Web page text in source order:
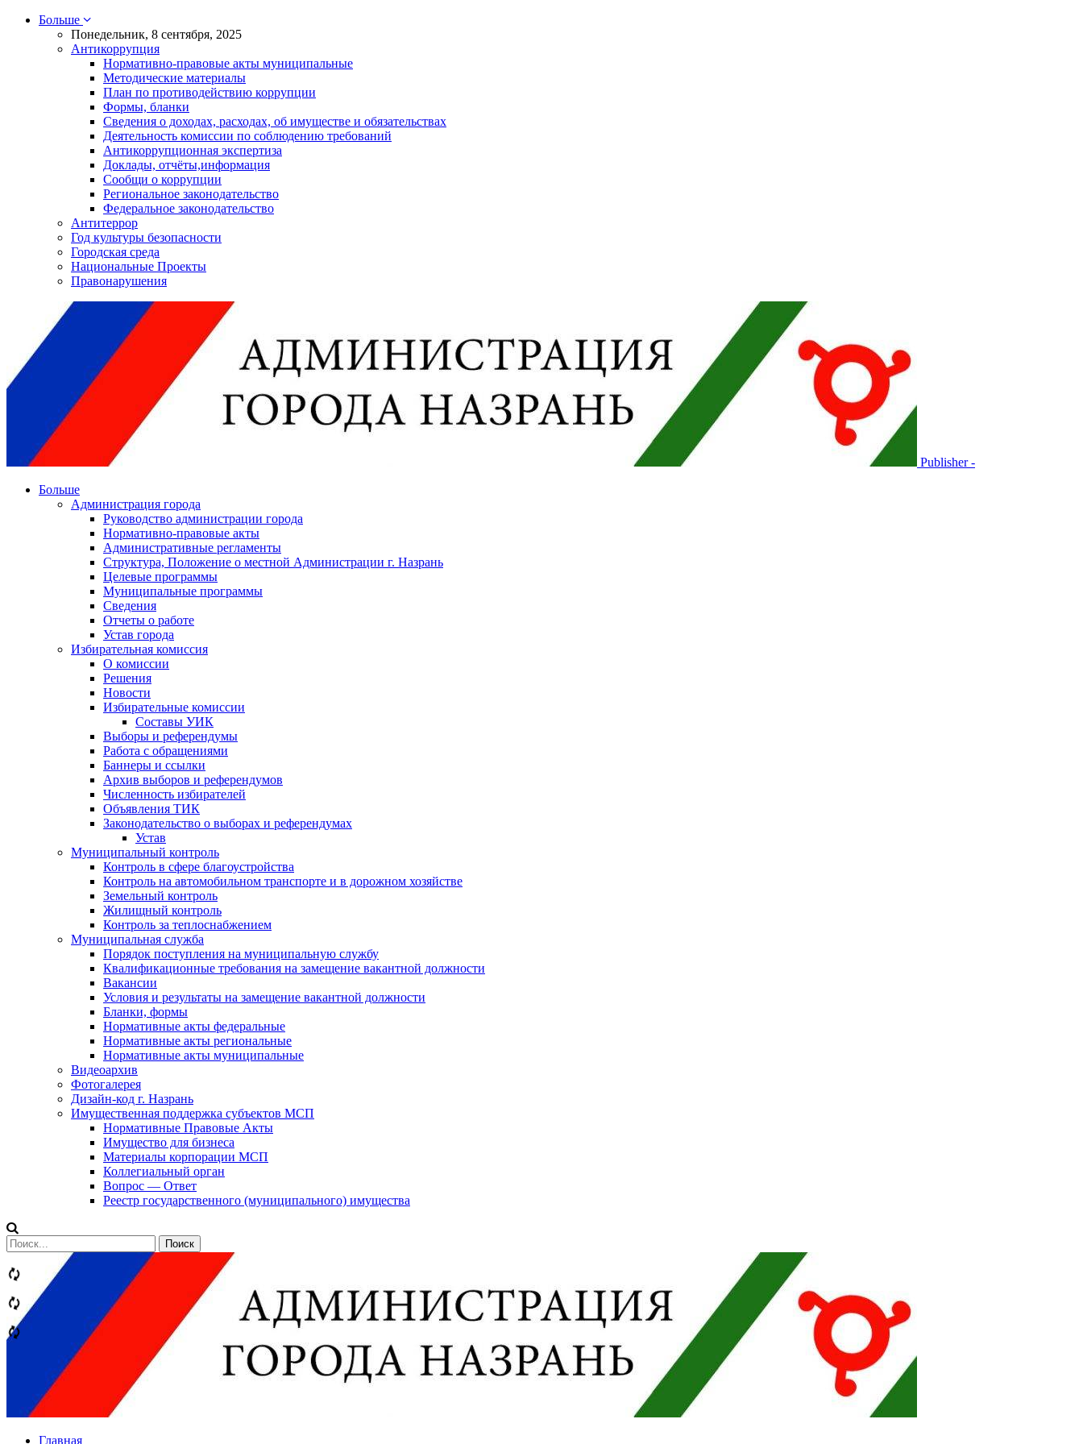
Больше
Понедельник, 8 сентября, 2025
Антикоррупция
Нормативно-правовые акты муниципальные
Методические материалы
План по противодействию коррупции
Формы, бланки
Сведения о доходах, расходах, об имуществе и обязательствах
Деятельность комиссии по соблюдению требований
Антикоррупционная экспертиза
Доклады, отчёты,информация
Сообщи о коррупции
Региональное законодательство
Федеральное законодательство
Антитеррор
Год культуры безопасности
Городская среда
Национальные Проекты
Правонарушения
Publisher -
Больше
Администрация города
Руководство администрации города
Нормативно-правовые акты
Административные регламенты
Структура, Положение о местной Администрации г. Назрань
Целевые программы
Муниципальные программы
Сведения
Отчеты о работе
Устав города
Избирательная комиссия
О комиссии
Решения
Новости
Избирательные комиссии
Составы УИК
Выборы и референдумы
Работа с обращениями
Баннеры и ссылки
Архив выборов и референдумов
Численность избирателей
Объявления ТИК
Законодательство о выборах и референдумах
Устав
Муниципальный контроль
Контроль в сфере благоустройства
Контроль на автомобильном транспорте и в дорожном хозяйстве
Земельный контроль
Жилищный контроль
Контроль за теплоснабжением
Муниципальная служба
Порядок поступления на муниципальную службу
Квалификационные требования на замещение вакантной должности
Вакансии
Условия и результаты на замещение вакантной должности
Бланки, формы
Нормативные акты федеральные
Нормативные акты региональные
Нормативные акты муниципальные
Видеоархив
Фотогалерея
Дизайн-код г. Назрань
Имущественная поддержка субъектов МСП
Нормативные Правовые Акты
Имущество для бизнеса
Материалы корпорации МСП
Коллегиальный орган
Вопрос — Ответ
Реестр государственного (муниципального) имущества
Сообщений
категории
Теги
Главная